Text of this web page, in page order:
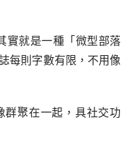
實就是一種「微型部落
每則字數有限，不用像
聚在一起，具社交功